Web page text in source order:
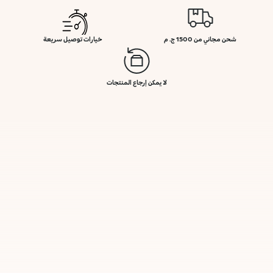
شحن مجاني من 1500 ج. م خيارات توصيل سريعة
لا يمكن إرجاع المنتجات